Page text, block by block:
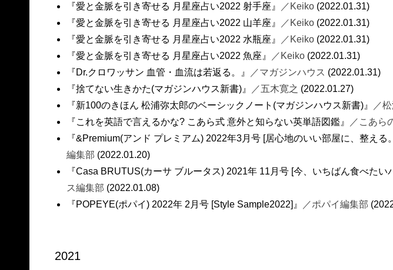
『愛と金脈を引き寄せる 月星座占い2022 射手座』
／Keiko (2022.01.31)
『愛と金脈を引き寄せる 月星座占い2022 山羊座』
／Keiko (2022.01.31)
『愛と金脈を引き寄せる 月星座占い2022 水瓶座』
／Keiko (2022.01.31)
『愛と金脈を引き寄せる 月星座占い2022 魚座』
／Keiko (2022.01.31)
『Dr.クロワッサン 血管・血流は若返る。』
／マガジンハウス (2022.01.31)
『捨てない生きかた(マガジンハウス新書)』
／五木寛之 (2022.01.27)
『新100のきほん 松浦弥太郎のベーシックノート(マガジンハウス新書)』
／
『これを英語で言えるかな? こあら式 意外と知らない英単語図鑑』
／こあら
『&Premium(アンド プレミアム) 2022年3月号 [居心地のいい部屋に、整える
編集部 (2022.01.20)
『Casa BRUTUS(カーサ ブルータス) 2021年 11月号 [今、いちばん食べたい
ス編集部 (2022.01.08)
『POPEYE(ポパイ) 2022年 2月号 [Style Sample2022]』
／ポパイ編集部
2021